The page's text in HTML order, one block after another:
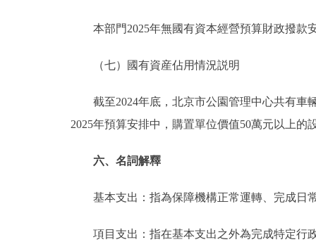
本部門2025年無國有資本經營預算財政撥款
（七）國有資産佔用情況説明
截至2024年底，北京市公園管理中心共有車輛
2025年預算安排中，購置單位價值50萬元以上的
六、名詞解釋
基本支出：指為保障機構正常運轉、完成日
項目支出：指在基本支出之外為完成特定行